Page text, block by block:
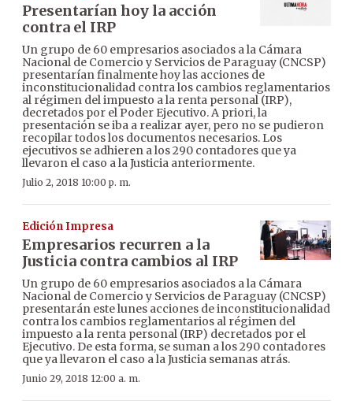
Presentarían hoy la acción
contra el IRP
Un grupo de 60 empresarios asociados a la Cámara
Nacional de Comercio y Servicios de Paraguay (CNCSP)
presentarían finalmente hoy las acciones de
inconstitucionalidad contra los cambios reglamentarios
al régimen del impuesto a la renta personal (IRP),
decretados por el Poder Ejecutivo. A priori, la
presentación se iba a realizar ayer, pero no se pudieron
recopilar todos los documentos necesarios. Los
ejecutivos se adhieren a los 290 contadores que ya
llevaron el caso a la Justicia anteriormente.
Julio 2, 2018 10:00 p. m.
Edición Impresa
Empresarios recurren a la
Justicia contra cambios al IRP
Un grupo de 60 empresarios asociados a la Cámara
Nacional de Comercio y Servicios de Paraguay (CNCSP)
presentarán este lunes acciones de inconstitucionalidad
contra los cambios reglamentarios al régimen del
impuesto a la renta personal (IRP) decretados por el
Ejecutivo. De esta forma, se suman a los 290 contadores
que ya llevaron el caso a la Justicia semanas atrás.
Junio 29, 2018 12:00 a. m.